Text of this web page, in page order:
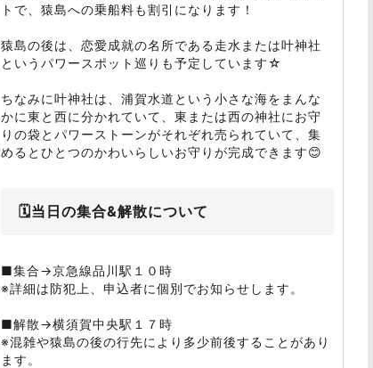
トで、猿島への乗船料も割引になります！
猿島の後は、恋愛成就の名所である走水または叶神社
というパワースポット巡りも予定しています☆
ちなみに叶神社は、浦賀水道という小さな海をまんな
かに東と西に分かれていて、東または西の神社にお守
りの袋とパワーストーンがそれぞれ売られていて、集
めるとひとつのかわいらしいお守りが完成できます😊
🗓️当日の集合&解散について
■集合→京急線品川駅１０時
※詳細は防犯上、申込者に個別でお知らせします。
■解散→横須賀中央駅１７時
※混雑や猿島の後の行先により多少前後することがあり
ます。